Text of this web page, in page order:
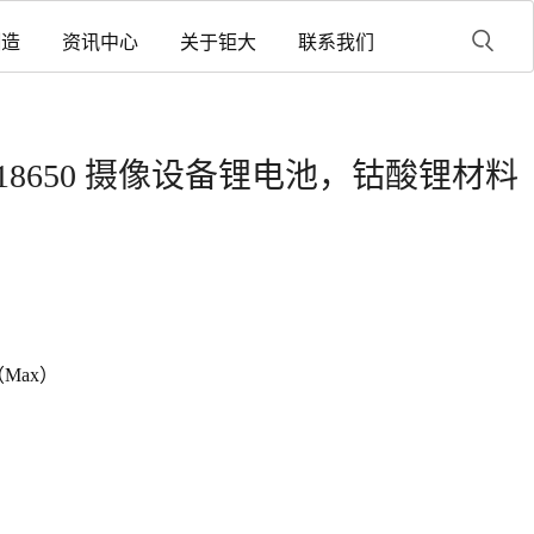
资讯中心 关于钜大 联系我们
摄像设备锂电池，钴酸锂材料
）